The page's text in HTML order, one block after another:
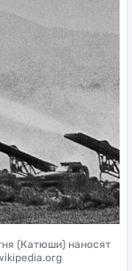
(Катюши) наносят